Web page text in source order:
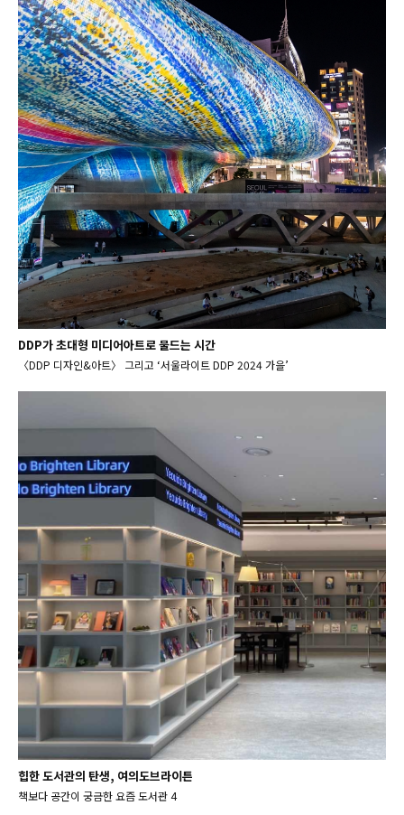
DDP가 초대형 미디어아트로 물드는 시간
〈DDP 디자인&아트〉 그리고 ‘서울라이트 DDP 2024 가을’
힙한 도서관의 탄생, 여의도브라이튼
책보다 공간이 궁금한 요즘 도서관 4